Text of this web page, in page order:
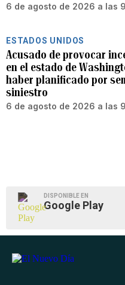
6 de agosto de 2026 a las
ESTADOS UNIDOS
Acusado de provocar
en el estado de
haber planificado por
siniestro
6 de agosto de 2026 a las
DISPONIBLE EN
Google Play